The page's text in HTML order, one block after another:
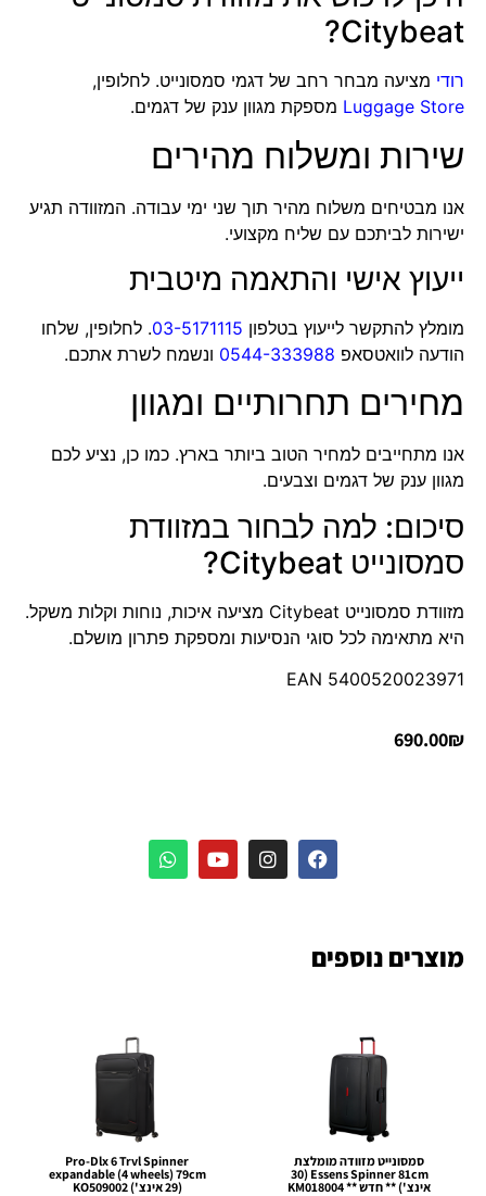
Citybeat?
רודי מציעה מבחר רחב של דגמי סמסונייט. לחלופין,
Luggage Store מספקת מגוון ענק של דגמים.
שירות ומשלוח מהירים
אנו מבטיחים משלוח מהיר תוך שני ימי עבודה. המזוודה תגיע
ישירות לביתכם עם שליח מקצועי.
ייעוץ אישי והתאמה מיטבית
מומלץ להתקשר לייעוץ בטלפון 03-5171115. לחלופין, שלחו
הודעה לוואטסאפ 0544-333988 ונשמח לשרת אתכם.
מחירים תחרותיים ומגוון
אנו מתחייבים למחיר הטוב ביותר בארץ. כמו כן, נציע לכם
מגוון ענק של דגמים וצבעים.
סיכום: למה לבחור במזוודת
סמסונייט Citybeat?
מזוודת סמסונייט Citybeat מציעה איכות, נוחות וקלות משקל.
היא מתאימה לכל סוגי הנסיעות ומספקת פתרון מושלם.
5400520023971 EAN
690.00₪
מוצרים נוספים
סמסונייט מזוודה מומלצת
Essens Spinner 81cm (30
אינצ') ** חדש ** KM018004
Pro-Dlx 6 Trvl Spinner
expandable (4 wheels) 79cm
(29 אינצ') KO509002